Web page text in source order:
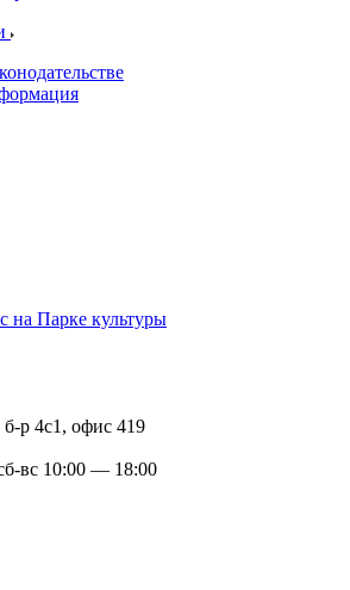
на Парке культуры
р 4с1, офис 419
вс 10:00 — 18:00